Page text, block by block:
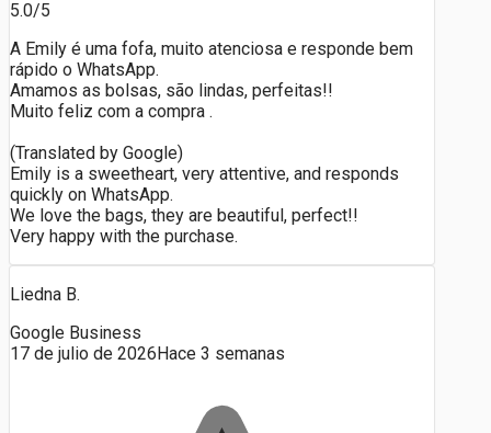
5.0/5
A Emily é uma fofa, muito atenciosa e responde bem
rápido o WhatsApp.
Amamos as bolsas, são lindas, perfeitas!!
Muito feliz com a compra .
(Translated by Google)
Emily is a sweetheart, very attentive, and responds
quickly on WhatsApp.
We love the bags, they are beautiful, perfect!!
Very happy with the purchase.
Liedna B.
Google Business
17 de julio de 2026 Hace 3 semanas